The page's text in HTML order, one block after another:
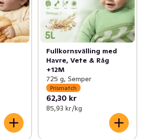
Fullkornsvälling med
Havre, Vete & Råg
+12M
725 g, Semper
Prismatch
62,30 kr
85,93 kr /kg